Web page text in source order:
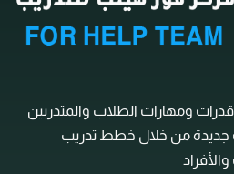
ومهارات الطلاب والمتدربين
من خلال خطط تدريب